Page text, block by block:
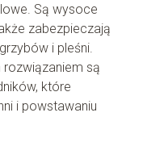
Są wysoce
zabezpieczają
i pleśni.
są
które
i powstawaniu